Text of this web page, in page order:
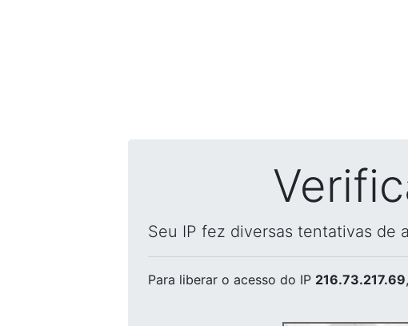
Seu IP fez diversas tentativas de
Para liberar o acesso do IP 216.73.217.69